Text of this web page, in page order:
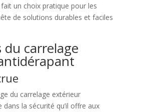
un choix pratique pour les
de solutions durables et faciles
du carrelage
du carrelage extérieur
la sécurité qu’il offre aux